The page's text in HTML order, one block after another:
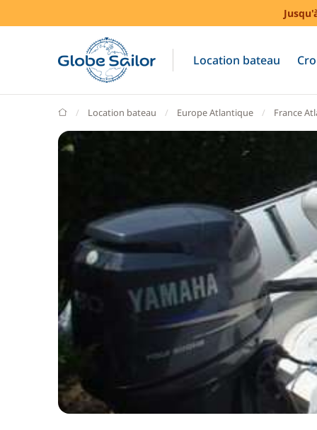
Location bateau
GlobeSailor
Location bateau Europe Atlantique France